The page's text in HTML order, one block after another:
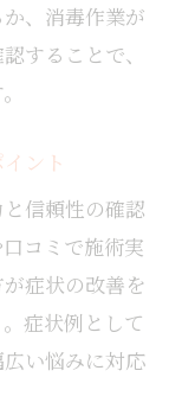
、消毒作業が
することで、
ント
信頼性の確認
コミで施術実
症状の改善を
症状例として
い悩みに対応